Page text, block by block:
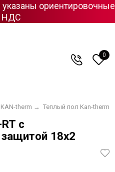
ориентировочные
НДС
0
therm → Теплый пол Kan-therm
с
18х2